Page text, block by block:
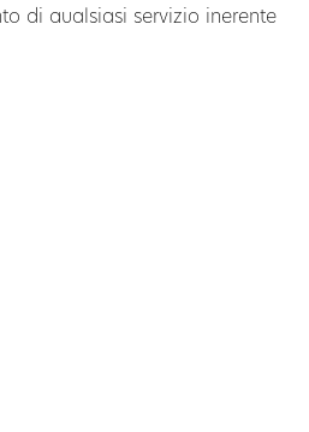
di qualsiasi servizio inerente